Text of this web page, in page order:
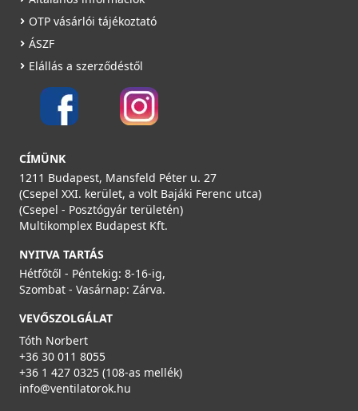
AERAULIQA KORB 75 'O' gyűrű DN75/63 mm (10 db)
6 190 Ft
OTP vásárlói tájékoztató
ÁSZF
Elállás a szerződéstől
CÍMÜNK
1211 Budapest, Mansfeld Péter u. 27
(Csepel XXI. kerület, a volt Bajáki Ferenc utca)
(Csepel - Posztógyár területén)
Multikomplex Budapest Kft.
NYITVA TARTÁS
Hétfőtől - Péntekig: 8-16-ig,
Szombat - Vasárnap: Zárva.
VEVŐSZOLGÁLAT
Tóth Norbert
+36 30 011 8055
+36 1 427 0325 (108-as mellék)
info@ventilatorok.hu